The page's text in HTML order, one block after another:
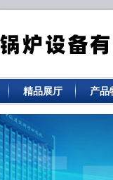
精品展厅 产品